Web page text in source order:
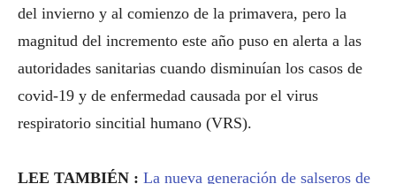
del invierno y al comienzo de la primavera, pero la
magnitud del incremento este año puso en alerta a las
autoridades sanitarias cuando disminuían los casos de
covid-19 y de enfermedad causada por el virus
respiratorio sincitial humano (VRS).
LEE TAMBIÉN : La nueva generación de salseros de